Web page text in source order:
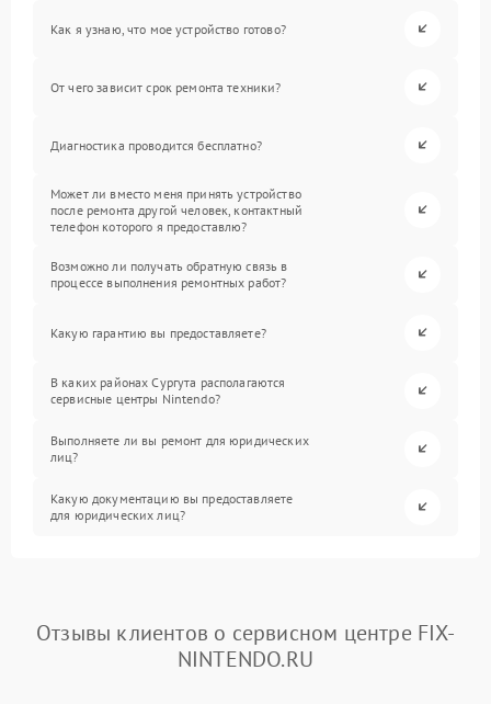
Как я узнаю, что мое устройство готово?
От чего зависит срок ремонта техники?
Диагностика проводится бесплатно?
Может ли вместо меня принять устройство
после ремонта другой человек, контактный
телефон которого я предоставлю?
Возможно ли получать обратную связь в
процессе выполнения ремонтных работ?
Какую гарантию вы предоставляете?
В каких районах Сургута располагаются
сервисные центры Nintendo?
Выполняете ли вы ремонт для юридических
лиц?
Какую документацию вы предоставляете
для юридических лиц?
Отзывы клиентов о сервисном центре FIX-
NINTENDO.RU